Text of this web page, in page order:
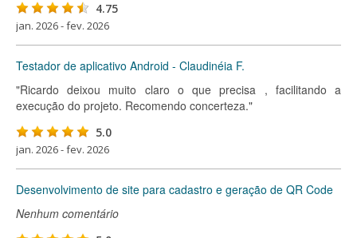
4.75
jan. 2026 - fev. 2026
Testador de aplicativo Android - Claudinéia F.
"Ricardo deixou muito claro o que precisa , facilitando a
execução do projeto. Recomendo concerteza."
5.0
jan. 2026 - fev. 2026
Desenvolvimento de site para cadastro e geração de QR Code
Nenhum comentário